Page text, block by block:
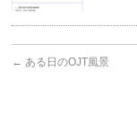
← ある日のOJT風景